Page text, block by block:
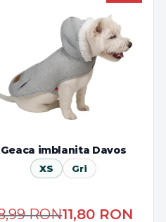
Geaca imblanita Davos
XS Gri
11,80 RON
RON